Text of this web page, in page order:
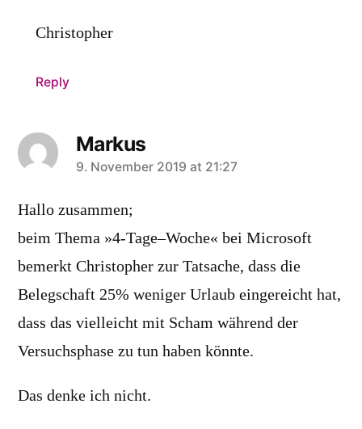
Christopher
Reply
Markus
says:
9. November 2019 at 21:27
Hallo zusammen;
beim Thema »4-Tage–Woche« bei Microsoft
bemerkt Christopher zur Tatsache, dass die
Belegschaft 25% weniger Urlaub eingereicht hat,
dass das vielleicht mit Scham während der
Versuchsphase zu tun haben könnte.
Das denke ich nicht.